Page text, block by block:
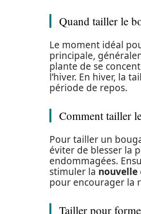
Quand tailler le
Le moment idéal
principale,
plante de se
l’hiver. En hiver, la
période de repos.
Comment tailler
Pour tailler un
éviter de blesser la
endommagées.
stimuler la nouvelle
pour encourager la
Tailler pour